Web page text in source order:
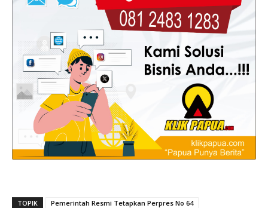
TOPIK
Pemerintah Resmi Tetapkan Perpres No 64